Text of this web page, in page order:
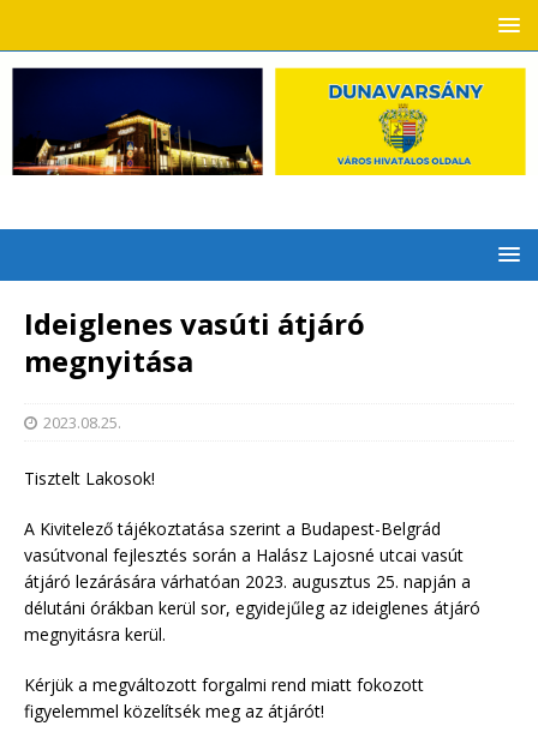
Ideiglenes vasúti átjáró
megnyitása
2023.08.25.
Tisztelt Lakosok!
A Kivitelező tájékoztatása szerint a Budapest-Belgrád
vasútvonal fejlesztés során a Halász Lajosné utcai vasút
átjáró lezárására várhatóan 2023. augusztus 25. napján a
délutáni órákban kerül sor, egyidejűleg az ideiglenes átjáró
megnyitásra kerül.
Kérjük a megváltozott forgalmi rend miatt fokozott
figyelemmel közelítsék meg az átjárót!